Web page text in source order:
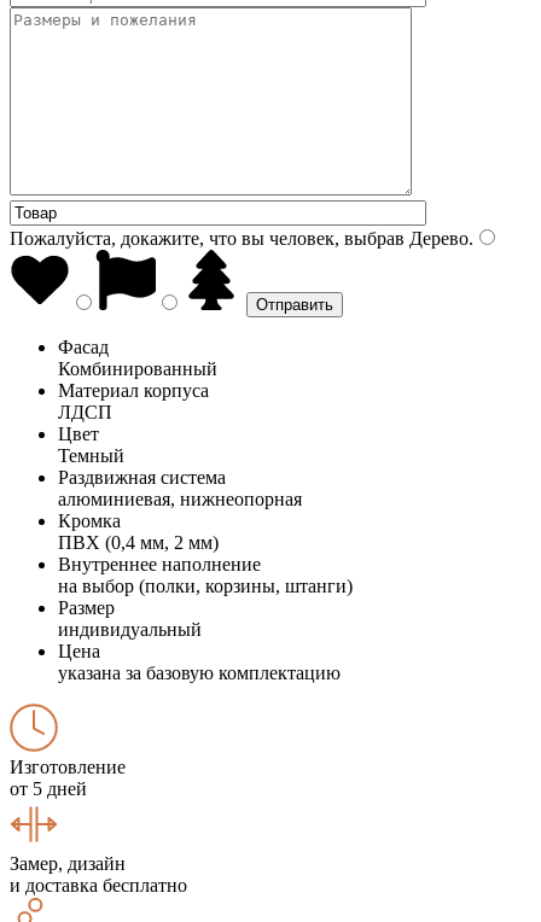
Пожалуйста, докажите, что вы человек, выбрав Дерево.
Фасад
Комбинированный
Материал корпуса
ЛДСП
Цвет
Темный
Раздвижная система
алюминиевая, нижнеопорная
Кромка
ПВХ (0,4 мм, 2 мм)
Внутреннее наполнение
на выбор (полки, корзины, штанги)
Размер
индивидуальный
Цена
указана за базовую комплектацию
Изготовление
от 5 дней
Замер, дизайн
и доставка бесплатно